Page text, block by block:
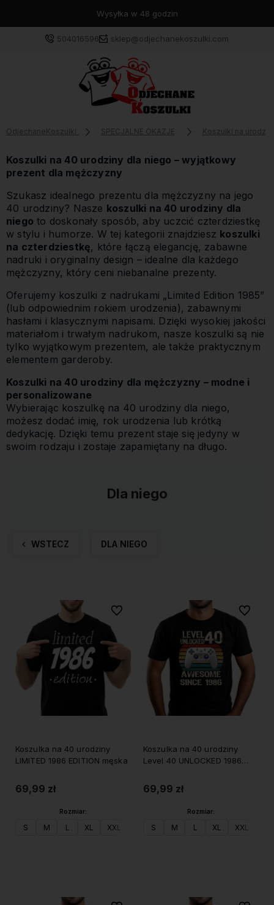
Wysyłka w 48 godzin
504016596 sklep@odjechanekoszulki.com
OdjechaneKoszulki SPECJALNE OKAZJE Koszulki na
Koszulki na 40 urodziny dla niego – wyjątkowy
prezent dla mężczyzny
Szukasz idealnego prezentu dla mężczyzny na jego
40 urodziny? Nasze koszulki na 40 urodziny dla
niego to doskonały sposób, aby uczcić czterdziestkę
w stylu i humorze. W tej kategorii znajdziesz koszulki
na czterdziestkę, które łączą elegancję, zabawne
nadruki i oryginalny design – idealne dla każdego
mężczyzny, który ceni niebanalne prezenty.
Oferujemy koszulki z nadrukami „Limited Edition 1985”
(lub odpowiednim rokiem urodzenia), zabawnymi
hasłami i klasycznymi napisami. Dzięki wysokiej jakości
materiałom i trwałym nadrukom, nasze koszulki są nie
tylko wyjątkowym prezentem, ale także praktycznym
elementem garderoby.
Koszulki na 40 urodziny dla mężczyzny – modne i
personalizowane
Wybierając koszulkę na 40 urodziny dla niego,
możesz dodać imię, rok urodzenia lub krótką
dedykację. Dzięki temu prezent staje się jedyny w
swoim rodzaju i zostaje zapamiętany na długo.
Dla niego
WSTECZ DLA NIEGO
Koszulka na 40 urodziny
LIMITED 1986 EDITION męska
69,99 zł
Rozmiar:
S M L XL XXL
Do ulubionych
Koszulka na 40 urodziny
Level 40 UNLOCKED 1986
69,99 zł
Rozmiar:
S M L XL XXL
Do